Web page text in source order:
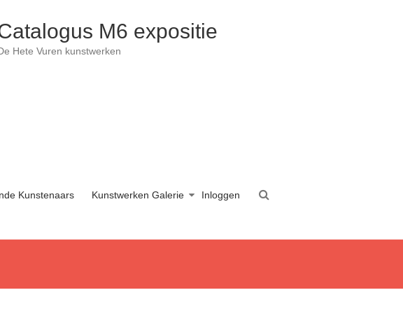
M6 expositie
Hete Vuren kunstwerken
Kunstenaars Kunstwerken Galerie Inloggen